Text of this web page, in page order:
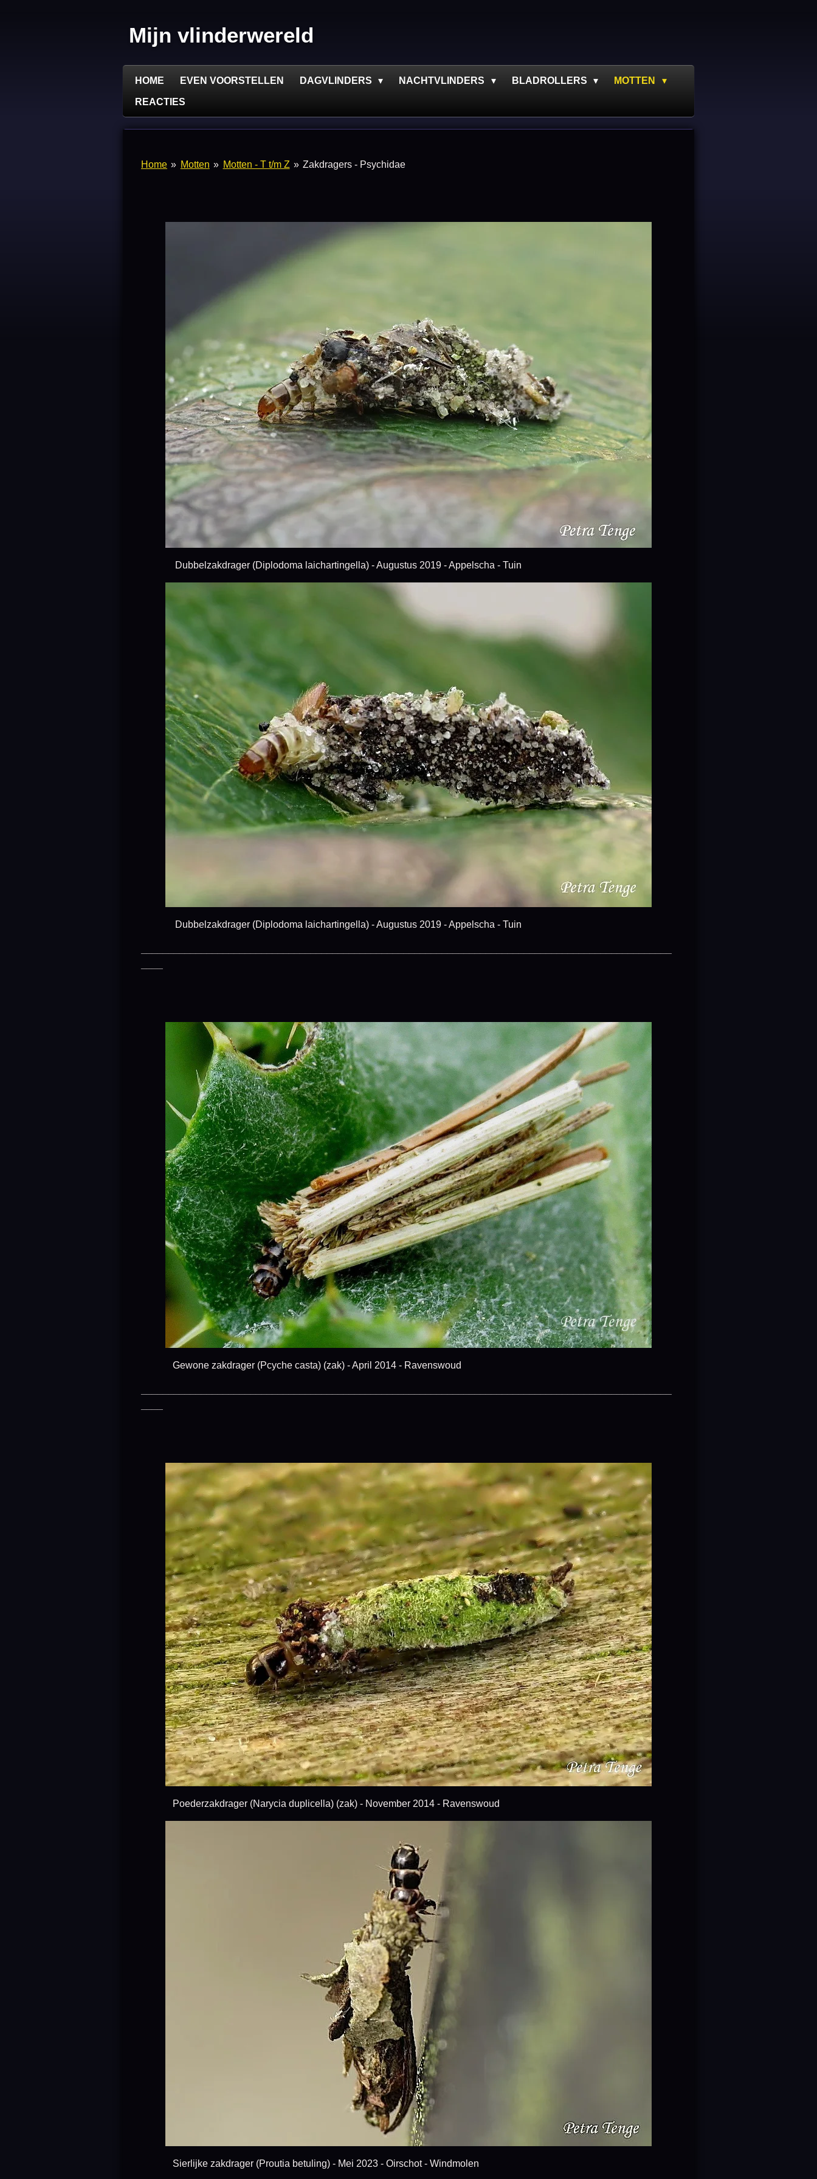
Mijn vlinderwereld
HOME EVEN VOORSTELLEN DAGVLINDERS NACHTVLINDERS BLADROLLERS MOTTEN
REACTIES
Home » Motten » Motten - T t/m Z » Zakdragers - Psychidae
Dubbelzakdrager (Diplodoma laichartingella) - Augustus 2019 - Appelscha - Tuin
Dubbelzakdrager (Diplodoma laichartingella) - Augustus 2019 - Appelscha - Tuin
Gewone zakdrager (Pcyche casta) (zak) - April 2014 - Ravenswoud
Poederzakdrager (Narycia duplicella) (zak) - November 2014 - Ravenswoud
Sierlijke zakdrager (Proutia betuling) - Mei 2023 - Oirschot - Windmolen